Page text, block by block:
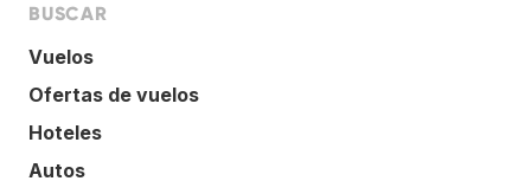
BUSCAR
Vuelos
Ofertas de vuelos
Hoteles
Autos